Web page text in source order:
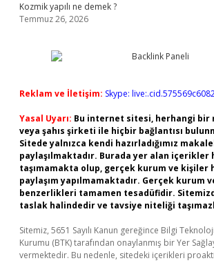
Kozmik yapılı ne demek ?
Temmuz 26, 2026
Reklam ve İletişim: Skype:
Yasal Uyarı: Bu internet sitesi, herhangi bir
veya şahıs şirketi ile hiçbir bağlantısı
Sitede yalnızca kendi hazırladığımız
paylaşılmaktadır. Burada yer alan içerikler
taşımamakta olup, gerçek kurum ve kişiler
paylaşım yapılmamaktadır. Gerçek kurum
benzerlikleri tamamen tesadüfidir.
taslak halindedir ve tavsiye niteliği
Sitemiz, 5651 Sayılı Kanun gereğince Bilgi
Kurumu (BTK) tarafından onaylanmış bir Yer
vermektedir. Bu nedenle, sitedeki içerikleri